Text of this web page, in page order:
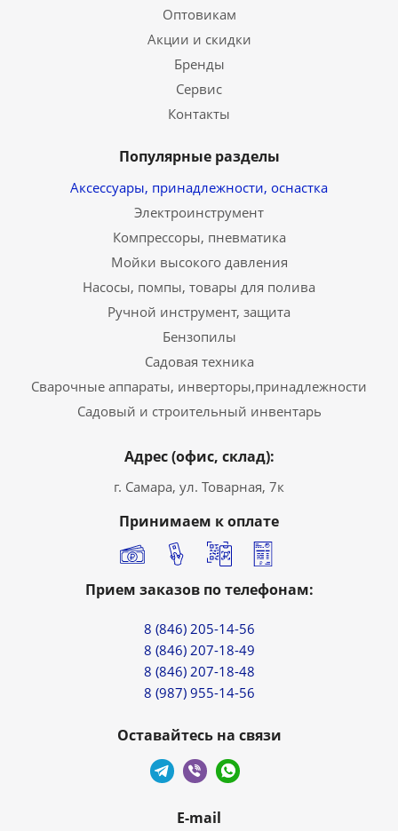
Оптовикам
Акции и скидки
Бренды
Сервис
Контакты
Популярные разделы
Аксессуары, принадлежности, оснастка
Электроинструмент
Компрессоры, пневматика
Мойки высокого давления
Насосы, помпы, товары для полива
Ручной инструмент, защита
Бензопилы
Садовая техника
Сварочные аппараты, инверторы,принадлежности
Садовый и строительный инвентарь
Адрес (офис, склад):
г. Самара, ул. Товарная, 7к
Принимаем к оплате
Прием заказов по телефонам:
8 (846) 205-14-56
8 (846) 207-18-49
8 (846) 207-18-48
8 (987) 955-14-56
Оставайтесь на связи
E-mail